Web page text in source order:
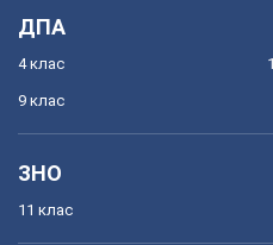
ДПА
4 клас
9 клас
ЗНО
11 клас